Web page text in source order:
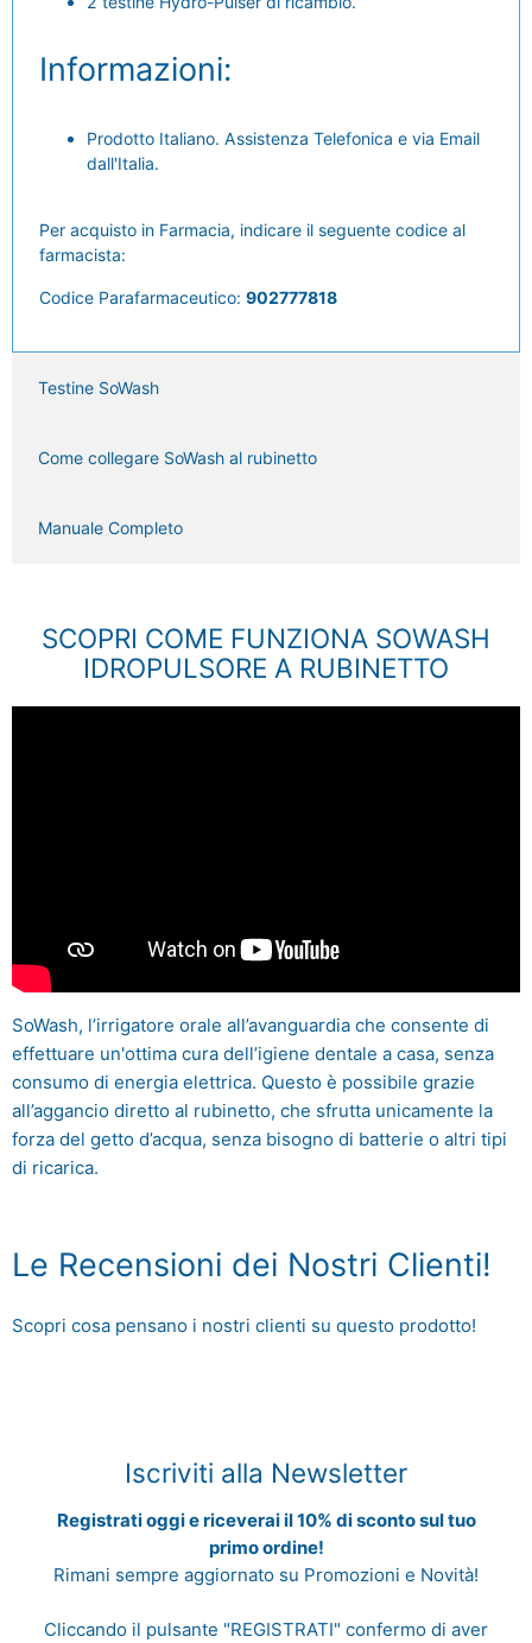
Informazioni:
Prodotto Italiano. Assistenza Telefonica e via Email
dall'Italia.
Per acquisto in Farmacia, indicare il seguente codice al
farmacista:
Codice Parafarmaceutico: 902777818
Testine SoWash
Come collegare SoWash al rubinetto
Manuale Completo
SCOPRI COME FUNZIONA SOWASH
IDROPULSORE A RUBINETTO
SoWash, l’irrigatore orale all’avanguardia che consente di
effettuare un'ottima cura dell’igiene dentale a casa, senza
consumo di energia elettrica. Questo è possibile grazie
all’aggancio diretto al rubinetto, che sfrutta unicamente la
forza del getto d’acqua, senza bisogno di batterie o altri tipi
di ricarica.
Le Recensioni dei Nostri Clienti!
Scopri cosa pensano i nostri clienti su questo prodotto!
Iscriviti alla Newsletter
Registrati oggi e riceverai il 10% di sconto sul tuo
primo ordine!
Rimani sempre aggiornato su Promozioni e Novità!
Cliccando il pulsante "REGISTRATI" confermo di aver